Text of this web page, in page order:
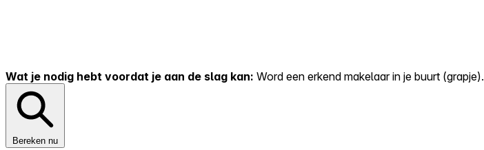
Wat je nodig hebt voordat je aan de slag kan: Word een erkend makelaar in je buurt (grapje).
Bereken nu